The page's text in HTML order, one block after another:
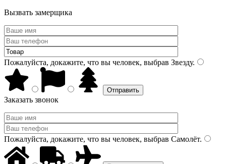
Вызвать замерщика
Пожалуйста, докажите, что вы человек, выбрав Звезду.
Заказать звонок
Пожалуйста, докажите, что вы человек, выбрав Самолёт.